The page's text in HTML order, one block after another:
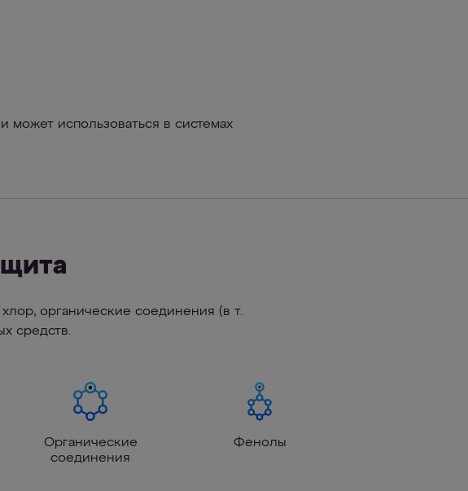
может использоваться в системах
органические соединения (в т.
средств.
Органические
соединения
Фенолы